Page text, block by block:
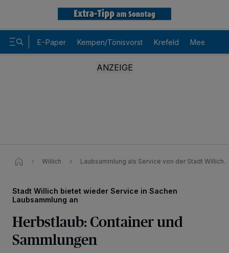
E-Paper Kempen/Tönisvorst Krefeld Meerbusch
Willich Laubsammlung als Service von der Stadt Willich.
Stadt Willich bietet wieder Service in Sachen
Laubsammlung an
Herbstlaub: Container und
Sammlungen
personenbezogene Daten wie Browserdaten oder eindeutige
Kennungen auf Ihrem Gerät zu. Durch Auswahl von OK aktivieren Sie
Tracking-Technologien für die unter „Wir und unsere Partner
verarbeiten Daten, um Ihnen Dienste bereitzustellen“ aufgeführten